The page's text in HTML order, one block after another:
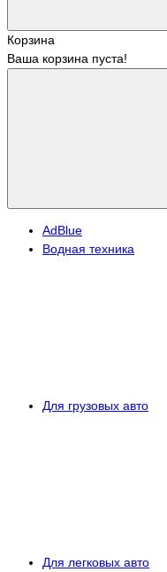
Корзина
Ваша корзина пуста!
АdBlue
Водная техника
Для грузовых авто
Для легковых авто